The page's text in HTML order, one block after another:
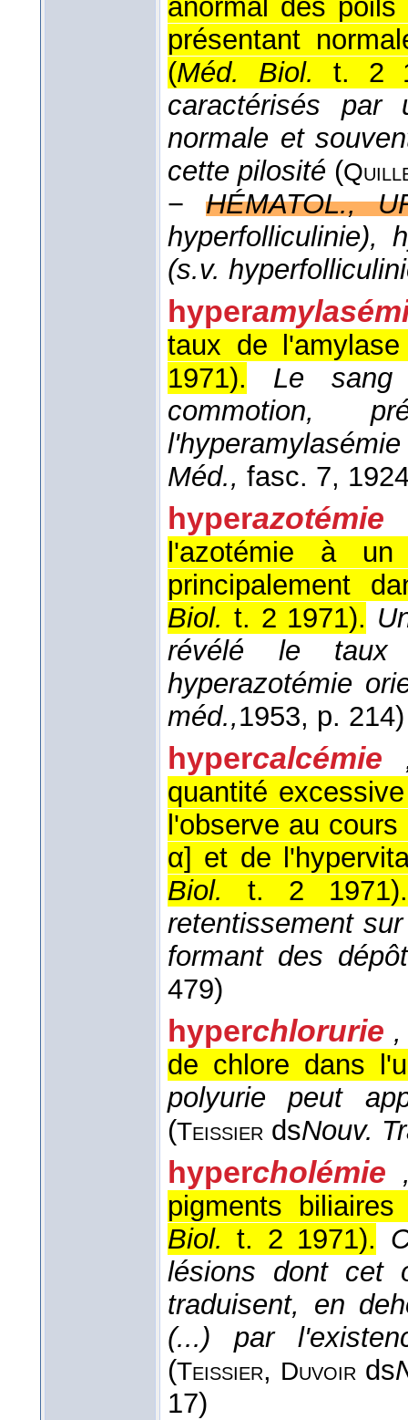
anormal des
présentant
(Méd. Biol. t. 2
caractérisés par
normale et
cette pilosité (
−HÉMATOL.,
hyperfolliculinie),
(s.v.
hyper
taux de
1971).
Le sang
commotion,
Méd., fasc. 7,
hyperazotémie
l'azotémie à un
principalement
Biol. t. 2 1971).
révélé le taux
hyperazotémie
méd.,1953, p. 214)
hypercalcémie
quantité
l'observe au
α] et de
Biol.t. 2 1971).
retentissement
formant des
479)
hyperchlorurie
de chlore dans
polyurie peut
(Teissier dsNouv.
hypercholémie
pigments
Biol.t. 2 1971).
lésions dont cet
traduisent, en
(...) par
(Teissier, Duvoir ds
17)